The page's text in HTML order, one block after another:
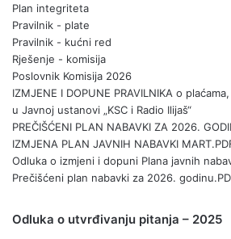
Plan integriteta
Pravilnik - plate
Pravilnik - kućni red
Rješenje - komisija
Poslovnik Komisija 2026
IZMJENE I DOPUNE PRAVILNIKA o
u Javnoj ustanovi „KSC i Radio Ilijaš“
PREČIŠĆENI PLAN NABAVKI ZA 2026.
IZMJENA PLAN JAVNIH NABAVKI
Odluka o izmjeni i dopuni Plana javnih
Prečišćeni plan nabavki za 2026.
Odluka o utvrđivanju pitanja – 2025